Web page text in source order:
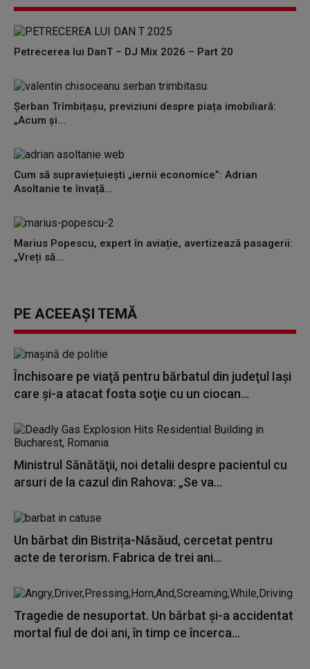
Petrecerea lui DanT – DJ Mix 2026 – Part 20
Șerban Trîmbițașu, previziuni despre piața imobiliară:
„Acum și...
Cum să supraviețuiești „iernii economice”: Adrian
Asoltanie te învață...
Marius Popescu, expert în aviație, avertizează pasagerii:
„Vreți să...
PE ACEEAȘI TEMĂ
Închisoare pe viaţă pentru bărbatul din judeţul Iaşi
care şi-a atacat fosta soţie cu un ciocan...
Ministrul Sănătăţii, noi detalii despre pacientul cu
arsuri de la cazul din Rahova: „Se va...
Un bărbat din Bistrița-Năsăud, cercetat pentru
acte de terorism. Fabrica de trei ani...
Tragedie de nesuportat. Un bărbat și-a accidentat
mortal fiul de doi ani, în timp ce încerca...